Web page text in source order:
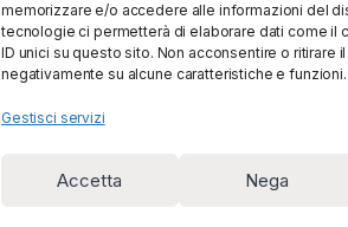
memorizzare e/o accedere alle informazioni del
tecnologie ci permetterà di elaborare dati come il
ID unici su questo sito. Non acconsentire o ritirare
negativamente su alcune caratteristiche e funzioni.
Gestisci servizi
Accetta Nega